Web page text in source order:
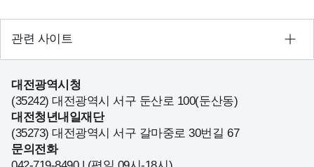
관련 사이트
대전광역시청
(35242) 대전광역시 서구 둔산로 100(둔산동)
대전청년내일재단
(35273) 대전광역시 서구 갈마중로 30번길 67
문의전화